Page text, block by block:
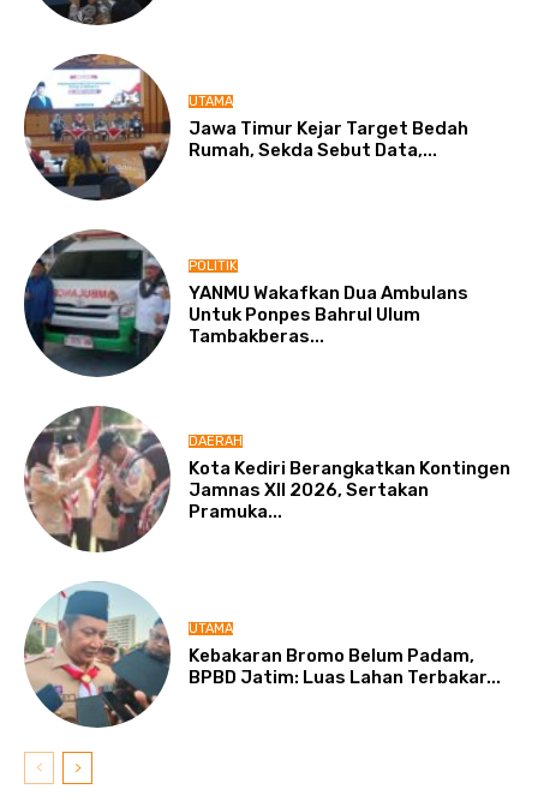
UTAMA
Jawa Timur Kejar Target Bedah
Rumah, Sekda Sebut Data,...
POLITIK
YANMU Wakafkan Dua Ambulans
Untuk Ponpes Bahrul Ulum
Tambakberas...
DAERAH
Kota Kediri Berangkatkan Kontingen
Jamnas XII 2026, Sertakan
Pramuka...
UTAMA
Kebakaran Bromo Belum Padam,
BPBD Jatim: Luas Lahan Terbakar...